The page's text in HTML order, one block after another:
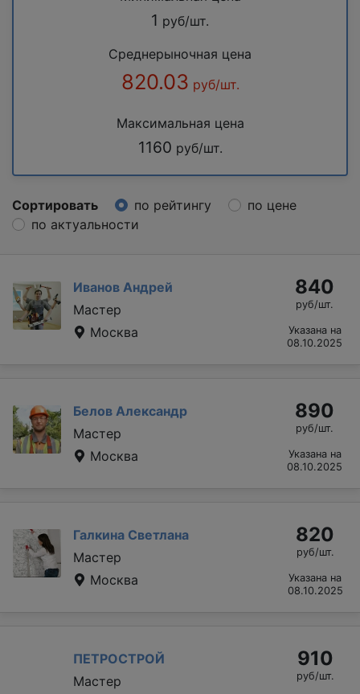
1 руб/шт.
Среднерыночная цена
820.03 руб/шт.
Максимальная цена
1160 руб/шт.
Сортировать по рейтингу
по цене
по актуальности
Иванов Андрей
Мастер
Москва
840
руб/шт.
Указана на
08.10.2025
Белов Александр
Мастер
Москва
890
руб/шт.
Указана на
08.10.2025
Галкина Светлана
Мастер
Москва
820
руб/шт.
Указана на
08.10.2025
ПЕТРОСТРОЙ
Мастер
910
руб/шт.